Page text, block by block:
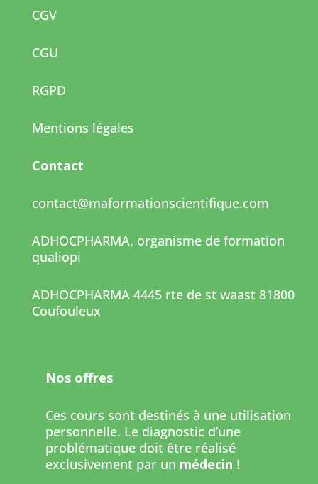
CGV
CGU
RGPD
Mentions légales
Contact
contact@maformationscientifique.com
ADHOCPHARMA, organisme de formation
qualiopi
ADHOCPHARMA 4445 rte de st waast 81800
Coufouleux
Nos offres
Ces cours sont destinés à une utilisation
personnelle. Le diagnostic d’une
problématique doit être réalisé
exclusivement par un médecin !